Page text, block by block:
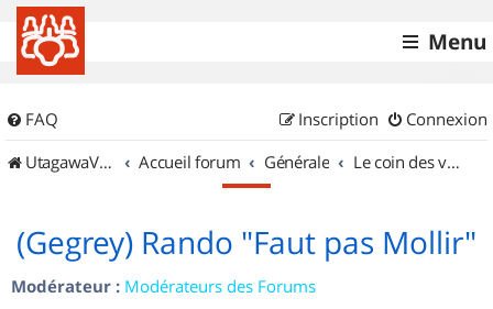
Menu
FAQ Connexion
Inscription
UtagawaVTT (Randos VTT et VTTAE avec traces GPS)
Accueil forum Générale Le coin des vidéastes
(Gegrey) Rando "Faut pas Mollir"
Modérateur : Modérateurs des Forums